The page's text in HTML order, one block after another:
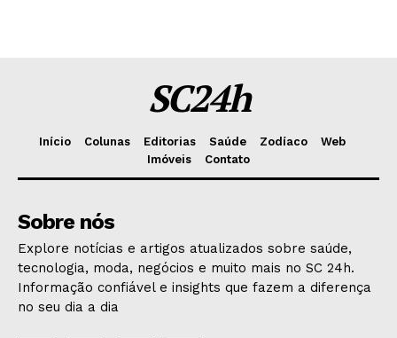
SC24h
Início Colunas Editorias Saúde Zodíaco
Web
Imóveis
Contato
Sobre nós
Explore notícias e artigos atualizados sobre saúde,
tecnologia, moda, negócios e muito mais no SC 24h.
Informação confiável e insights que fazem a diferença
no seu dia a dia